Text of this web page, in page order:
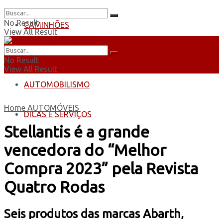
CAMINHÕES
ÔNIBUS
AUTOMOBILISMO
DICAS E SERVIÇOS
No Result
View All Result
No Result
View All Result
Home AUTOMÓVEIS
Stellantis é a grande
vencedora do “Melhor
Compra 2023” pela Revista
Quatro Rodas
Seis produtos das marcas Abarth,